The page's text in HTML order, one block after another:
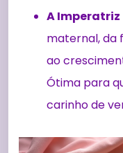
A Imperatriz
maternal, da
ao
Ótima para
carinho de